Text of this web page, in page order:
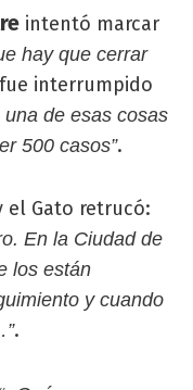
intentó marcar
hay que cerrar
interrumpido
una de esas cosas
500 casos”.
el Gato retrucó:
En la Ciudad de
los están
y cuando
.